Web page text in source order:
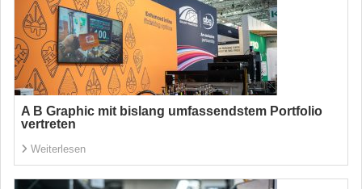
A B Graphic mit bislang umfassendstem Portfolio
vertreten
Weiterlesen